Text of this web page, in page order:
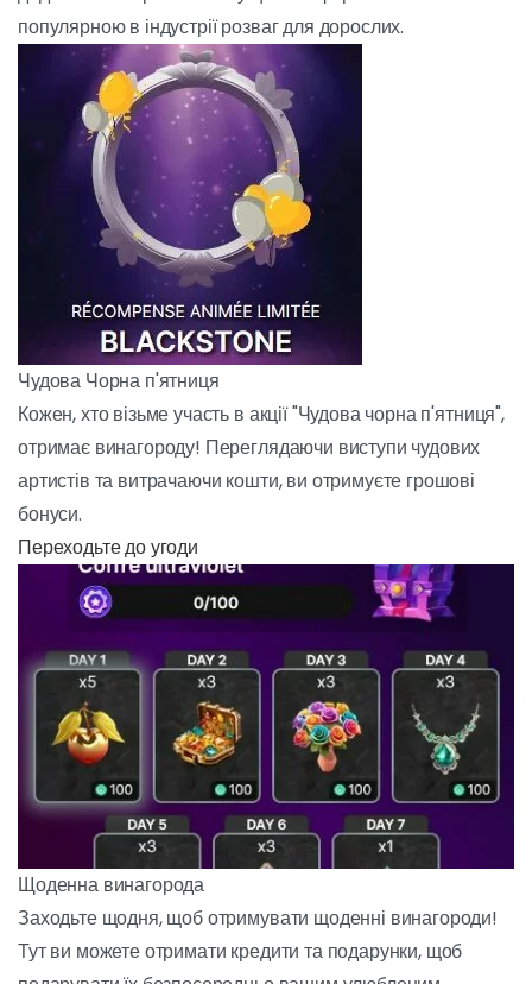
Cherry.tv, як використовувати промокод для отримання
додаткових переваг і чому ця платформа стала такою
популярною в індустрії розваг для дорослих.
Чудова Чорна п'ятниця
п'ятниця", отримає винагороду! Переглядаючи
виступи чудових артистів та витрачаючи кошти,
ви отримуєте грошові бонуси.
ПЕРЕХОДЬТЕ ДО УГОДИ